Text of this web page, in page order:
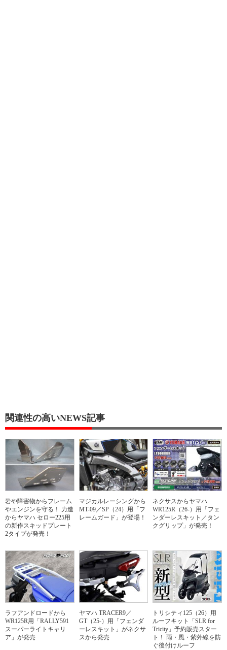
関連性の高いNEWS記事
岩や障害物からフレーム
やエンジンを守る！ 力造
からヤマハ セロー225用
の新作スキッドプレート
2タイプが発売！
マジカルレーシングから
MT-09／SP（24）用「フ
レームガード」が登場！
ネクサスからヤマハ
WR125R（26-）用「フェ
ンダーレスキット／タン
クグリップ」が発売！
ラフアンドロードから
WR125R用「RALLY591
スーパーライトキャリ
ア」が発売
ヤマハ TRACER9／
GT（25-）用「フェンダ
ーレスキット」がネクサ
スから発売
トリシティ125（26）用
ルーフキット「SLR for
Tricity」予約販売スター
ト！ 雨・風・紫外線を防
ぐ後付けルーフ